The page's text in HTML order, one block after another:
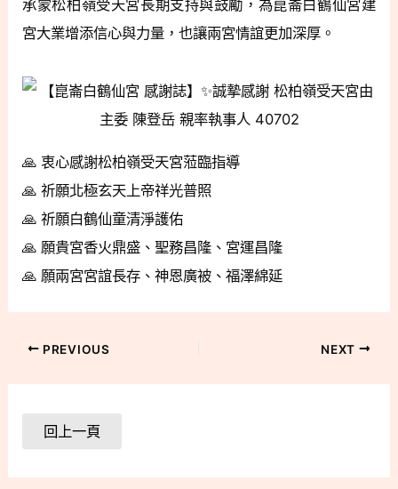
承蒙松柏嶺受天宮長期支持與鼓勵，為崑崙白鶴仙宮建
宮大業增添信心與力量，也讓兩宮情誼更加深厚。
🙏 衷心感謝松柏嶺受天宮蒞臨指導
🙏 祈願北極玄天上帝祥光普照
🙏 祈願白鶴仙童清淨護佑
🙏 願貴宮香火鼎盛、聖務昌隆、宮運昌隆
🙏 願兩宮宮誼長存、神恩廣被、福澤綿延
PREVIOUS NEXT